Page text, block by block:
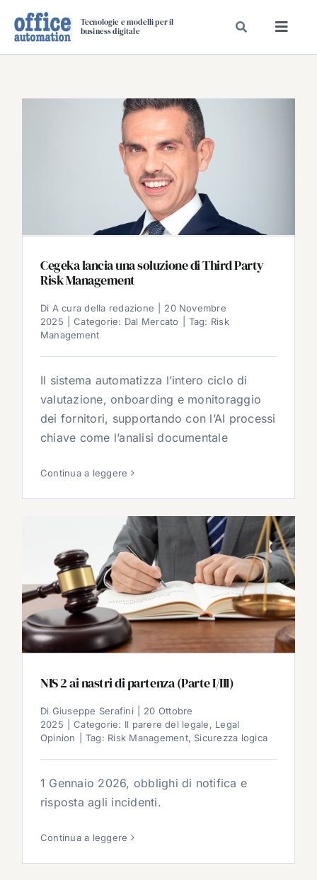
Tecnologie e modelli per il
business digitale
TAVOLE ROTONDE DI REDAZIONE
Cegeka lancia una soluzione di Third Party
Risk Management
Di A cura della redazione
20 Novembre
2025
Categorie: Dal Mercato Tag: Risk
Management
Il sistema automatizza l’intero ciclo di
valutazione, onboarding e monitoraggio
dei fornitori, supportando con l’AI processi
chiave come l’analisi documentale
Continua a leggere
NIS 2 ai nastri di partenza (Parte I/III)
Di Giuseppe Serafini
20 Ottobre
2025
Categorie: Il parere del legale, Legal
Opinion
Tag: Risk Management, Sicurezza logica
1 Gennaio 2026, obblighi di notifica e
risposta agli incidenti.
Continua a leggere